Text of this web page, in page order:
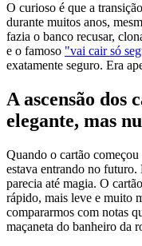
O curioso é que a
durante muitos anos,
fazia o banco recusar,
e o famoso "vai cair só
exatamente seguro. Era
A ascensão
elegante, mas
Quando o cartão
estava entrando no futuro.
parecia até magia. O
rápido, mais leve e muito
compararmos com notas
maçaneta do banheiro da